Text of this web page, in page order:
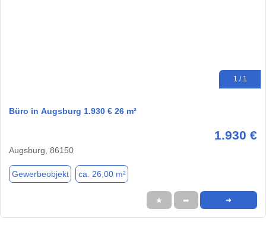
1 / 1
Büro in Augsburg 1.930 € 26 m²
1.930 €
Augsburg, 86150
Gewerbeobjekt ca. 26,00 m²
★ ➦ ➜